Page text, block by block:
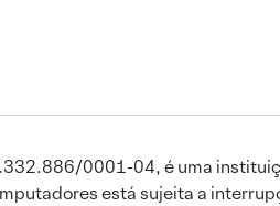
0001-04, é uma
está sujeita a